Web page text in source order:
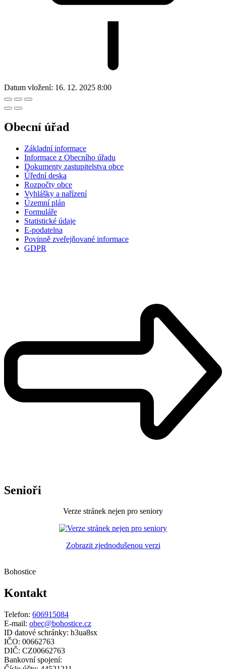
Datum vložení: 16. 12. 2025 8:00
Obecní úřad
Základní informace
Informace z Obecního úřadu
Dokumenty zastupitelstva obce
Úřední deska
Rozpočty obce
Vyhlášky a nařízení
Územní plán
Formuláře
Statistické údaje
E-podatelna
Povinně zveřejňované informace
GDPR
Senioři
Verze stránek nejen pro seniory
Zobrazit zjednodušenou verzi
Bohostice
Kontakt
Telefon: 606915084
E-mail: obec@bohostice.cz
ID datové schránky: h3ua8sx
IČO: 00662763
DIČ: CZ00662763
Bankovní spojení: